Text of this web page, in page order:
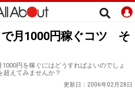
月1000円稼ぐコツ そ
円を稼ぐにはどうすればよいのでしょ
超えてみませんか？
更新日： 2006年02月28日